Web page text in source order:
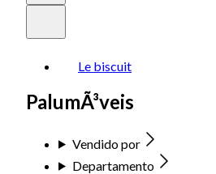
Le biscuit
PalumÃ³veis
Vendido por
Departamento